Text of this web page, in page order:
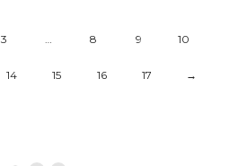
3 … 8 9 10
14 15 16 17 →